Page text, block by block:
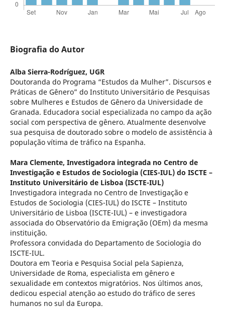
Biografia do Autor
Alba Sierra-Rodríguez, UGR
Doutoranda do Programa “Estudos da Mulher”. Discursos e
Práticas de Gênero” do Instituto Universitário de Pesquisas
sobre Mulheres e Estudos de Gênero da Universidade de
Granada. Educadora social especializada no campo da ação
social com perspectiva de gênero. Atualmente desenvolve
sua pesquisa de doutorado sobre o modelo de assistência à
população vítima de tráfico na Espanha.
Mara Clemente, Investigadora integrada no Centro de
Investigação e Estudos de Sociologia (CIES-IUL) do ISCTE –
Instituto Universitário de Lisboa (ISCTE-IUL)
Investigadora integrada no Centro de Investigação e
Estudos de Sociologia (CIES-IUL) do ISCTE – Instituto
Universitário de Lisboa (ISCTE-IUL) – e investigadora
associada do Observatório da Emigração (OEm) da mesma
instituição.
Professora convidada do Departamento de Sociologia do
ISCTE-IUL.
Doutora em Teoria e Pesquisa Social pela Sapienza,
Universidade de Roma, especialista em gênero e
sexualidade em contextos migratórios. Nos últimos anos,
dedicou especial atenção ao estudo do tráfico de seres
humanos no sul da Europa.